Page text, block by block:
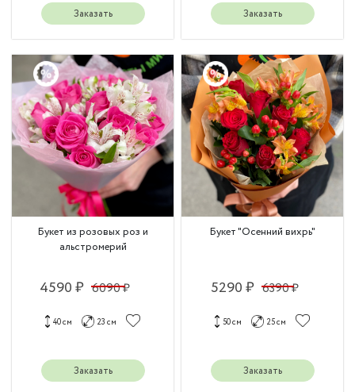
Заказать Заказать
Букет из розовых роз и
альстромерий
4590 ₽ 6090 ₽
40 см 23 см
Заказать
Букет "Осенний вихрь"
5290 ₽ 6390 ₽
50 см 25 см
Заказать